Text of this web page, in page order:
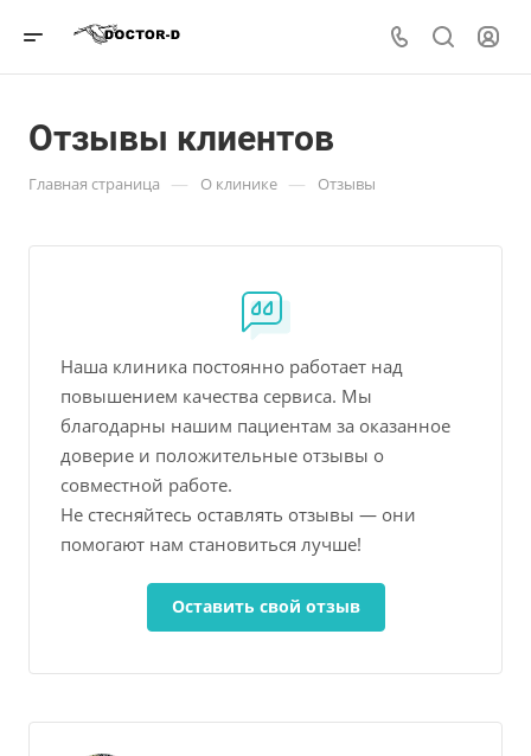
Отзывы клиентов
Главная страница — О клинике — Отзывы
Наша клиника постоянно работает над
повышением качества сервиса. Мы
благодарны нашим пациентам за оказанное
доверие и положительные отзывы о
совместной работе.
Не стесняйтесь оставлять отзывы — они
помогают нам становиться лучше!
Оставить свой отзыв